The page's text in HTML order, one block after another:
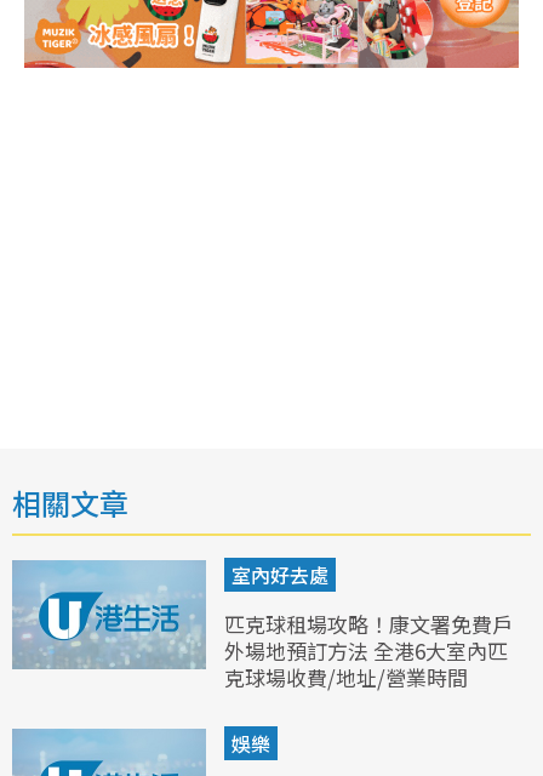
相關文章
室內好去處
匹克球租場攻略！康文署免費戶
外場地預訂方法 全港6大室內匹
克球場收費/地址/營業時間
娛樂